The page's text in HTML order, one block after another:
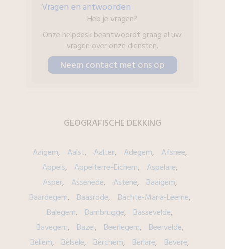
Vragen en antwoorden
Heb je vragen?
Onze helpdesk beantwoordt graag al uw
vragen over onze diensten.
Neem contact met ons op
GEOGRAFISCHE DEKKING
Aaigem Aalst Aalter Adegem
Afsnee
Appels
Appelterre-Eichem
Aspelare
Asper
Assenede Astene
Baaigem
Baardegem
Baasrode
Bachte-Maria-Leerne
Balegem
Bambrugge
Bassevelde
Bavegem
Bazel Beerlegem
Beervelde
Bellem
Belsele Berchem Berlare
Bevere